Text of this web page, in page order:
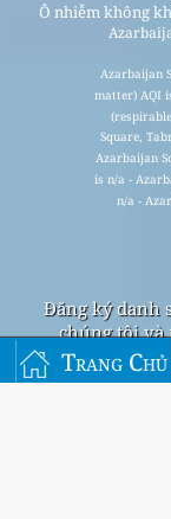
Trang Chủ
Ô nhiễm không
Azarbaijan
matter) AQI
Square,
Azarbaijan
is n/a -
n/a -
Đăng ký danh
chúng tôi và